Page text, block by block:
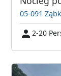
05-091
2-20